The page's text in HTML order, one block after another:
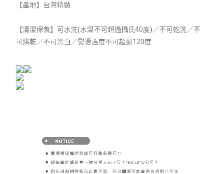
【產地】台灣精製
【清潔保養】可水洗(水溫不可超過攝氏40度)／不可乾洗／不
可烘乾／不可漂白／熨燙溫度不可超過120度